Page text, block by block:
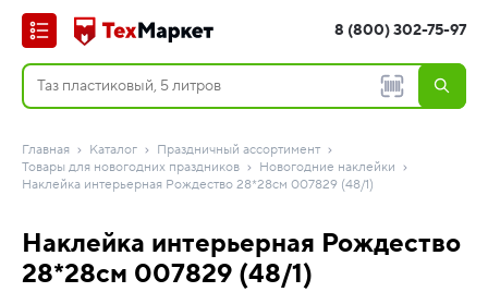
8 (800) 302-75-97
Главная Каталог
Праздничный ассортимент
Товары для новогодних праздников
Новогодние наклейки
Наклейка интерьерная Рождество 28*28см 007829 (48/1)
Наклейка интерьерная Рождество
28*28см 007829 (48/1)